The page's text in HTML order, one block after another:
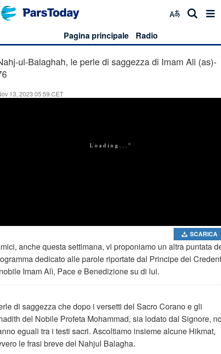
Pagina principale Radio
ul-Balaghah, le perle di saggezza di Imam Ali (as)-
13, 2023 05:59 CET
SCARICA
anche questa settimana, vi proponiamo un altra puntata
dedicato alle parole riportate dal Principe dei
Imam Alì, Pace e Benedizione su di lui.
di saggezza che dopo i versetti del Sacro Corano e gli
del Nobile Profeta Mohammad, sia lodato dal Signore,
eguali tra i testi sacri. Ascoltiamo insieme alcune Hikmat,
le frasi breve del Nahjul Balagha.